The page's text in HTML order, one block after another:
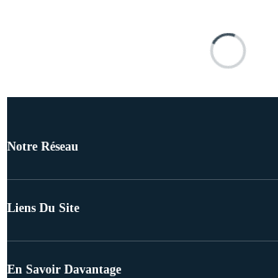
Notre Réseau
Liens Du Site
En Savoir Davantage